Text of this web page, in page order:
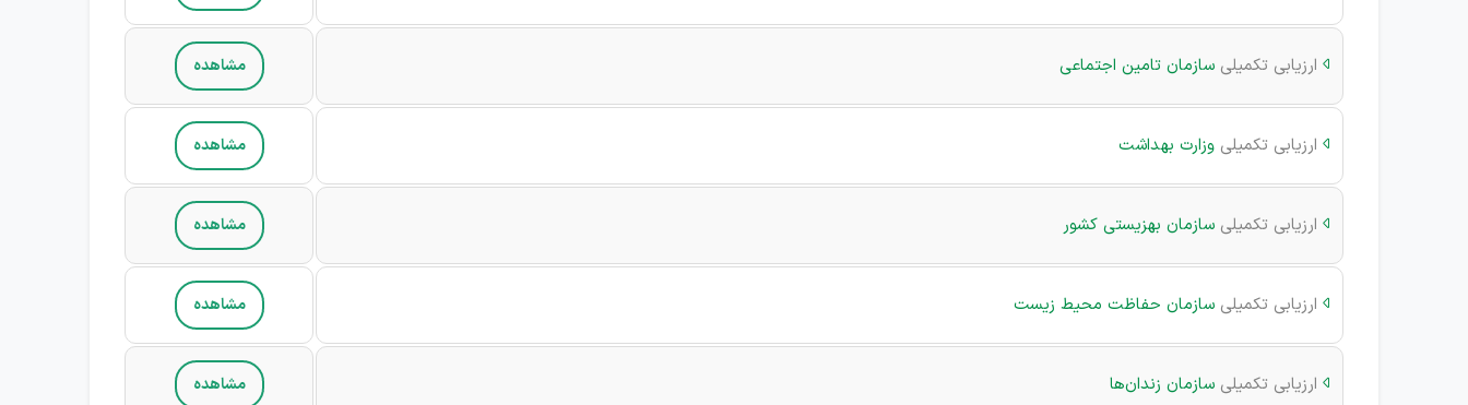
 ارزیابی تکمیلی سازمان تامین اجتماعی مشاهده
 ارزیابی تکمیلی وزارت بهداشت مشاهده
 ارزیابی تکمیلی سازمان بهزیستی کشور مشاهده
 ارزیابی تکمیلی سازمان حفاظت محیط زیست مشاهده
 ارزیابی تکمیلی سازمان زندان‌ها مشاهده